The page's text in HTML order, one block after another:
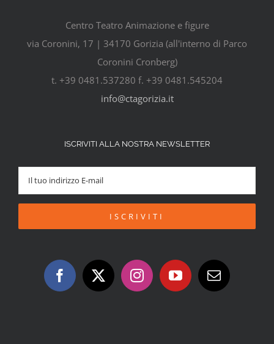
Centro Teatro Animazione e figure
via Coronini, 17 | 34170 Gorizia (all'interno di Parco
Coronini Cronberg)
t. +39 0481.537280 f. +39 0481.545204
info@ctagorizia.it
ISCRIVITI ALLA NOSTRA NEWSLETTER